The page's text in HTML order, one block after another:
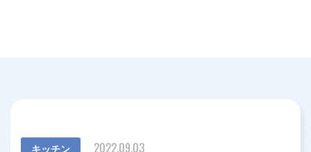
キッチン 2022.09.03